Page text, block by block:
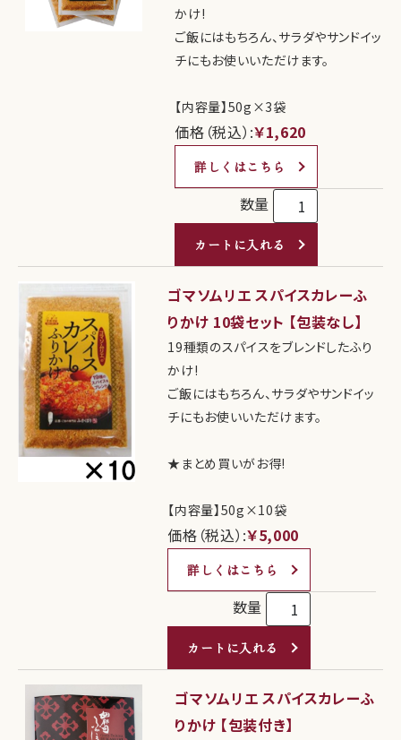
かけ!
ご飯にはもちろん、サラダやサンドイッ
チにもお使いいただけます。
【内容量】50g×3袋
価格（税込）:￥1,620
詳しくはこちら
数量
カートに入れる
ゴマソムリエ スパイスカレーふ
りかけ 10袋セット 【包装なし】
19種類のスパイスをブレンドしたふり
かけ!
ご飯にはもちろん、サラダやサンドイッ
チにもお使いいただけます。
★まとめ買いがお得!
【内容量】50g×10袋
価格（税込）:￥5,000
詳しくはこちら
数量
カートに入れる
ゴマソムリエ スパイスカレーふ
りかけ 【包装付き】